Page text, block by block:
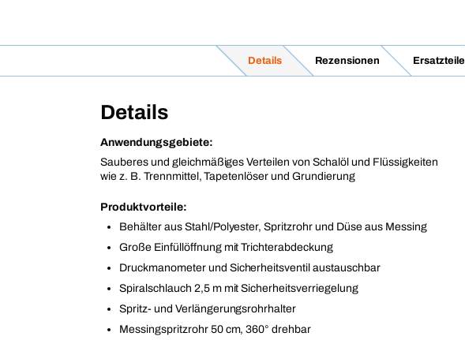
Details Rezensionen Ersatzteile
Details
Anwendungsgebiete:
Sauberes und gleichmäßiges Verteilen von Schalöl und Flüssigkeiten
wie z. B. Trennmittel, Tapetenlöser und Grundierung
Produktvorteile:
Behälter aus Stahl/Polyester, Spritzrohr und Düse aus Messing
Große Einfüllöffnung mit Trichterabdeckung
Druckmanometer und Sicherheitsventil austauschbar
Spiralschlauch 2,5 m mit Sicherheitsverriegelung
Spritz- und Verlängerungsrohrhalter
Messingspritzrohr 50 cm, 360° drehbar